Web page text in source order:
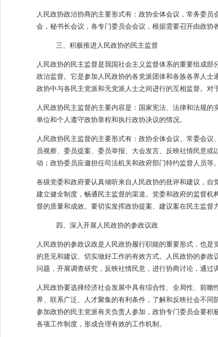
人民政协政治协商的主要形式有：政协全体会议，常务委
会，秘书长会议，各专门委员会会议，根据需要召开由政
三、积极推进人民政协的民主监督
人民政协的民主监督是我国社会主义监督体系的重要组成
政治监督。它是参加人民政协的各党派团体和各族各界人
政协中与各民主党派和无党派人士之间进行的互相监督。
人民政协民主监督的主要内容是：国家宪法、法律和法规
单位和个人遵守政协章程和执行政协决议的情况。
人民政协民主监督的主要形式有：政协全体会议、常委会
员视察、委员提案、委员举报、大会发言、反映社情民意
动；政协委员应邀担任司法机关和政府部门特约监督人员等
各级党委和政府要认真倾听来自人民政协的批评和建议，
建立健全制度，畅通民主监督的渠道。党委和政府的监督
督的质量和成效。要切实发挥政协提案、建议案在民主监
四、深入开展人民政协的参政议政
人民政协的参政议政是人民政协履行职能的重要形式，也
的意见和建议、切实做好工作的有效方式。人民政协的参
问题，开展调查研究，反映社情民意，进行协商讨论，通
人民政协要选择经济社会发展中具有综合性、全局性、前
界、联系广泛、人才聚集的有利条件，了解和反映社会不
参加政协的民主党派有关负责人参加，政协专门委员会要
各项工作制度，形成合理有效的工作机制。